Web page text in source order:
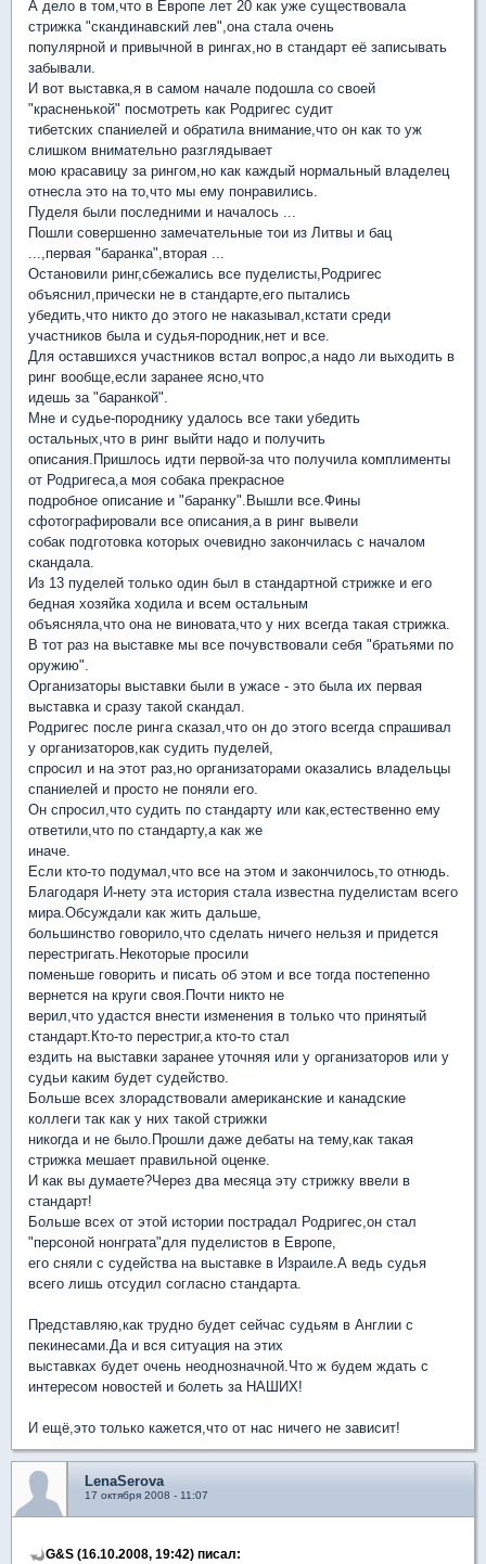
А дело в том,что в Европе лет 20 как уже существовала
стрижка "скандинавский лев",она стала очень
популярной и привычной в рингах,но в стандарт её записывать
забывали.
И вот выставка,я в самом начале подошла со своей
"красненькой" посмотреть как Родригес судит
тибетских спаниелей и обратила внимание,что он как то уж
слишком внимательно разглядывает
мою красавицу за рингом,но как каждый нормальный владелец
отнесла это на то,что мы ему понравились.
Пуделя были последними и началось ...
Пошли совершенно замечательные тои из Литвы и бац
...,первая "баранка",вторая ...
Остановили ринг,сбежались все пуделисты,Родригес
объяснил,прически не в стандарте,его пытались
убедить,что никто до этого не наказывал,кстати среди
участников была и судья-породник,нет и все.
Для оставшихся участников встал вопрос,а надо ли выходить в
ринг вообще,если заранее ясно,что
идешь за "баранкой".
Мне и судье-породнику удалось все таки убедить
остальных,что в ринг выйти надо и получить
описания.Пришлось идти первой-за что получила комплименты
от Родригеса,а моя собака прекрасное
подробное описание и "баранку".Вышли все.Фины
сфотографировали все описания,а в ринг вывели
собак подготовка которых очевидно закончилась с началом
скандала.
Из 13 пуделей только один был в стандартной стрижке и его
бедная хозяйка ходила и всем остальным
объясняла,что она не виновата,что у них всегда такая стрижка.
В тот раз на выставке мы все почувствовали себя "братьями по
оружию".
Организаторы выставки были в ужасе - это была их первая
выставка и сразу такой скандал.
Родригес после ринга сказал,что он до этого всегда спрашивал
у организаторов,как судить пуделей,
спросил и на этот раз,но организаторами оказались владельцы
спаниелей и просто не поняли его.
Он спросил,что судить по стандарту или как,естественно ему
ответили,что по стандарту,а как же
иначе.
Если кто-то подумал,что все на этом и закончилось,то отнюдь.
Благодаря И-нету эта история стала известна пуделистам всего
мира.Обсуждали как жить дальше,
большинство говорило,что сделать ничего нельзя и придется
перестригать.Некоторые просили
поменьше говорить и писать об этом и все тогда постепенно
вернется на круги своя.Почти никто не
верил,что удастся внести изменения в только что принятый
стандарт.Кто-то перестриг,а кто-то стал
ездить на выставки заранее уточняя или у организаторов или у
судьи каким будет судейство.
Больше всех злорадствовали американские и канадские
коллеги так как у них такой стрижки
никогда и не было.Прошли даже дебаты на тему,как такая
стрижка мешает правильной оценке.
И как вы думаете?Через два месяца эту стрижку ввели в
стандарт!
Больше всех от этой истории пострадал Родригес,он стал
"персоной нонграта"для пуделистов в Европе,
его сняли с судейства на выставке в Израиле.А ведь судья
всего лишь отсудил согласно стандарта.
Представляю,как трудно будет сейчас судьям в Англии с
пекинесами.Да и вся ситуация на этих
выставках будет очень неоднозначной.Что ж будем ждать с
интересом новостей и болеть за НАШИХ!
И ещё,это только кажется,что от нас ничего не зависит!
LenaSerova
17 октября 2008 - 11:07
G&S (16.10.2008, 19:42) писал: